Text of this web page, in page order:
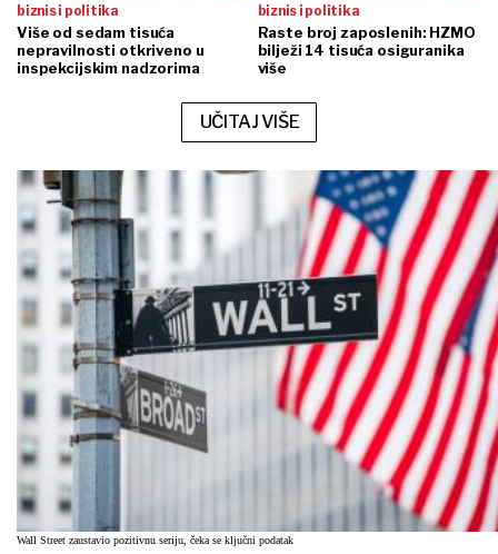
biznis i politika
Više od sedam tisuća
nepravilnosti otkriveno u
inspekcijskim nadzorima
biznis i politika
Raste broj zaposlenih: HZMO
bilježi 14 tisuća osiguranika
više
UČITAJ VIŠE
Wall Street zaustavio pozitivnu seriju, čeka se ključni podatak